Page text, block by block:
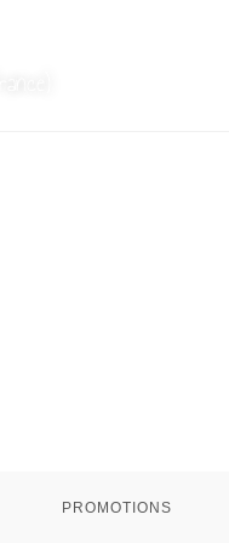
PROMOTIONS